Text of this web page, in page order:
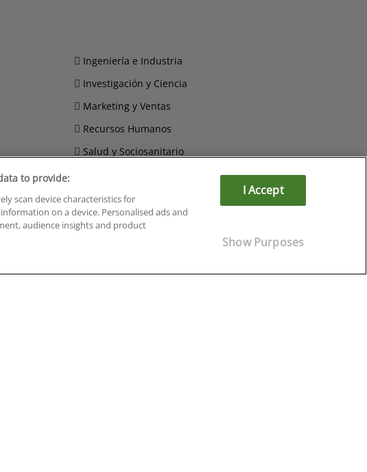
Ingeniería e Industria
Investigación y Ciencia
Marketing y Ventas
Recursos Humanos
Salud y Sociosanitario
Cursos en Tenerife
to provide:
scan device characteristics for
on a device. Personalised ads and
audience insights and product
I Accept
Show Purposes